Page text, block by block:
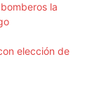
la
elección de